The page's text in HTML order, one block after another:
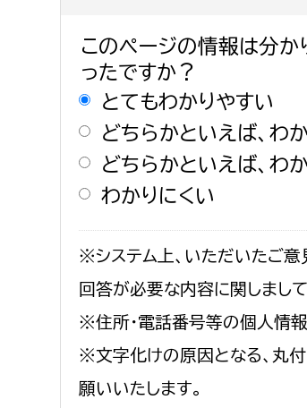
このページの情報は分か
ったですか？
とてもわかりやすい
どちらかといえば、わ
どちらかといえば、わ
わかりにくい
※システム上、いただいたご意
回答が必要な内容に関しまし
※住所・電話番号等の個人情報
※文字化けの原因となる、丸
願いいたします。